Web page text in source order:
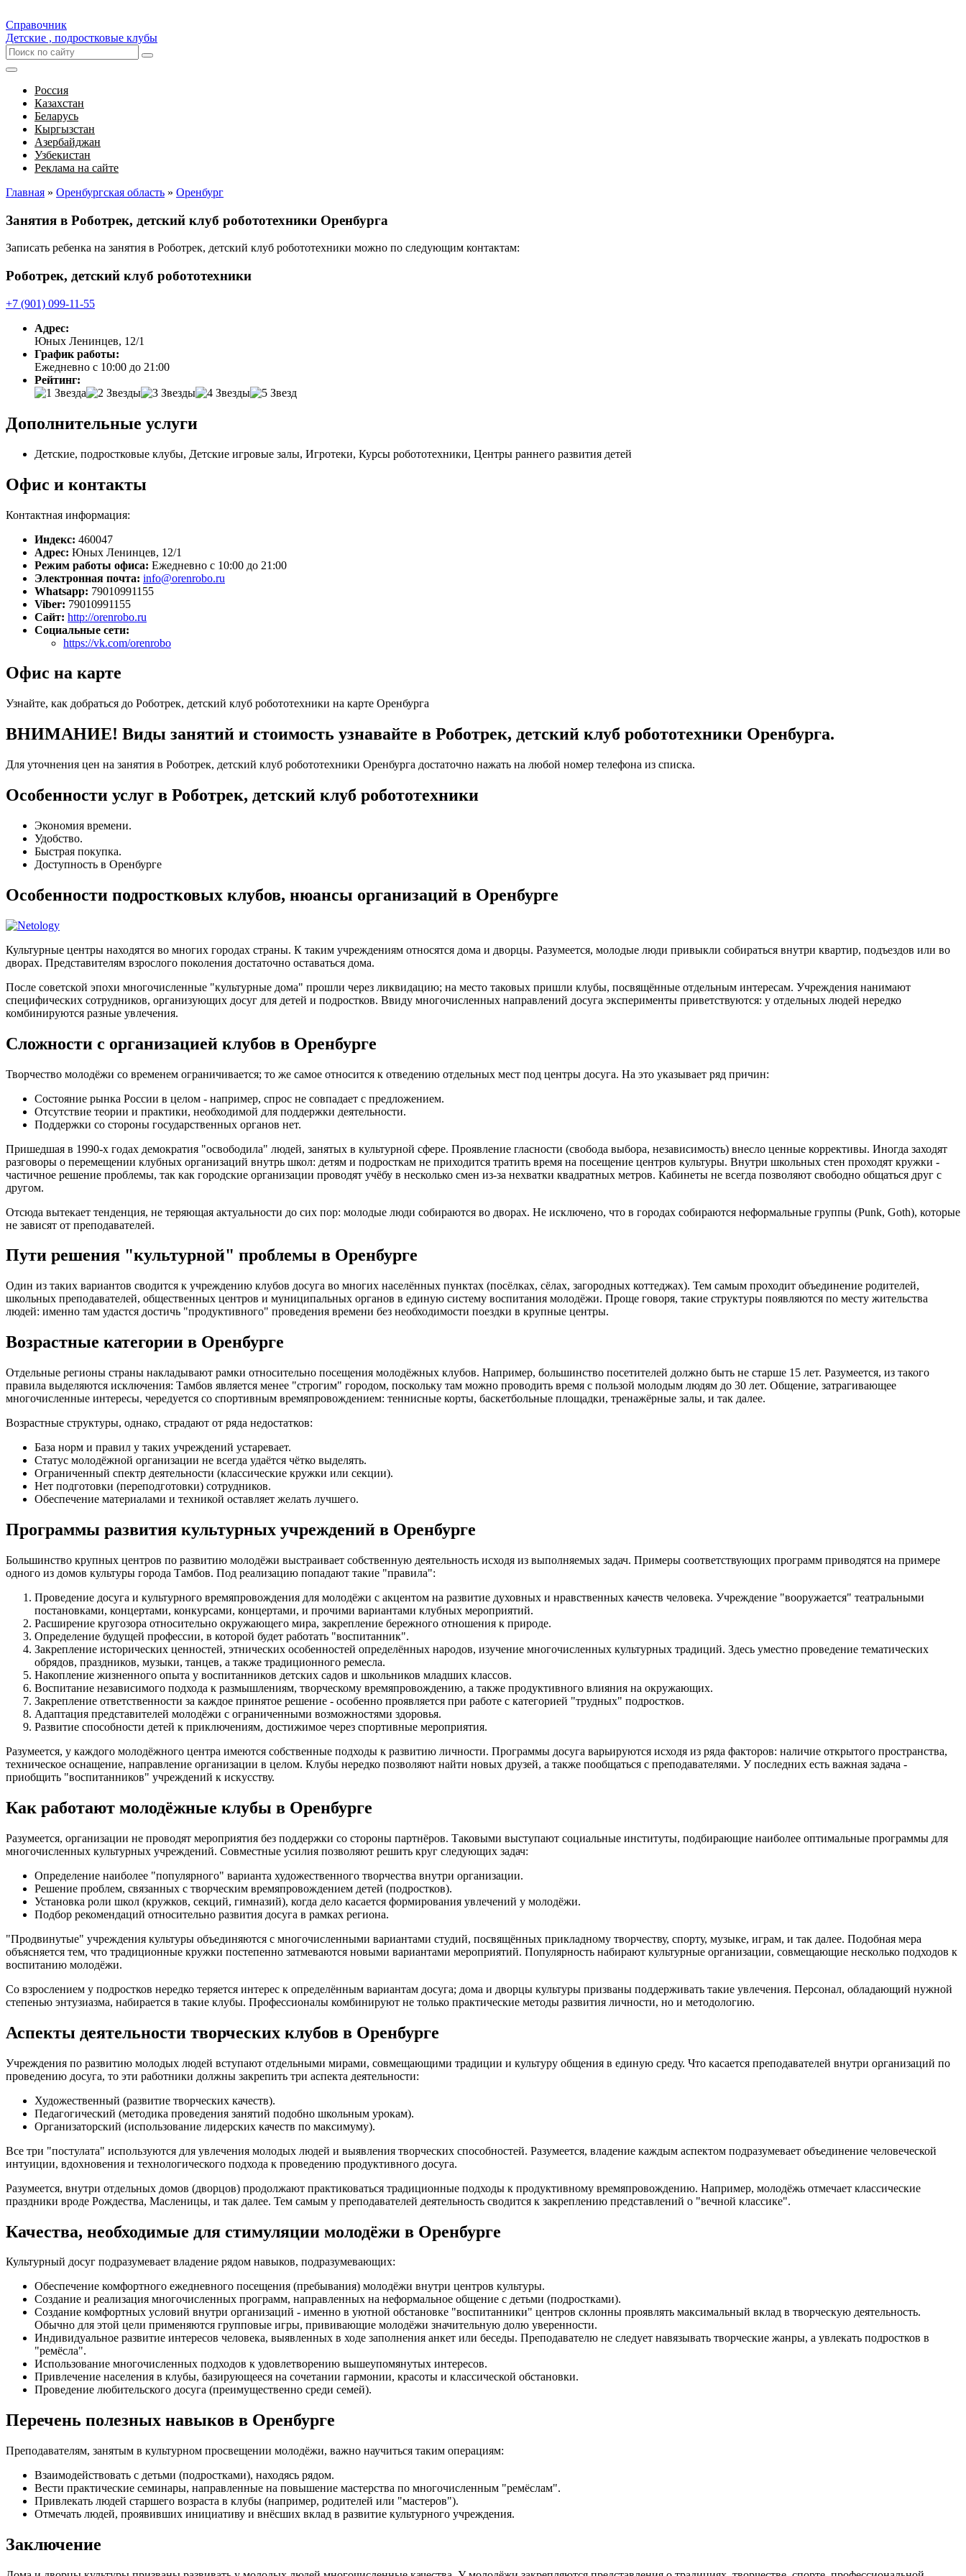
Справочник
Детские , подростковые клубы
Россия
Казахстан
Беларусь
Кыргызстан
Азербайджан
Узбекистан
Реклама на сайте
Главная » Оренбургская область » Оренбург
Занятия в Роботрек, детский клуб робототехники Оренбурга
Записать ребенка на занятия в Роботрек, детский клуб робототехники можно по следующим контактам:
Роботрек, детский клуб робототехники
+7 (901) 099-11-55
Адрес:
Юных Ленинцев, 12/1
График работы:
Ежедневно с 10:00 до 21:00
Рейтинг:
Дополнительные услуги
Детские, подростковые клубы, Детские игровые залы, Игротеки, Курсы робототехники, Центры раннего развития детей
Офис и контакты
Контактная информация:
Индекс: 460047
Адрес: Юных Ленинцев, 12/1
Режим работы офиса: Ежедневно с 10:00 до 21:00
Электронная почта: info@orenrobo.ru
Whatsapp: 79010991155
Viber: 79010991155
Сайт: http://orenrobo.ru
Социальные сети:
https://vk.com/orenrobo
Офис на карте
Узнайте, как добраться до Роботрек, детский клуб робототехники на карте Оренбурга
ВНИМАНИЕ! Виды занятий и стоимость узнавайте в Роботрек, детский клуб робототехники Оренбурга.
Для уточнения цен на занятия в Роботрек, детский клуб робототехники Оренбурга достаточно нажать на любой номер телефона из списка.
Особенности услуг в Роботрек, детский клуб робототехники
Экономия времени.
Удобство.
Быстрая покупка.
Доступность в Оренбурге
Особенности подростковых клубов, нюансы организаций в Оренбурге
Культурные центры находятся во многих городах страны. К таким учреждениям относятся дома и дворцы. Разумеется, молодые люди привыкли собираться внутри квартир, подъездов или во
дворах. Представителям взрослого поколения достаточно оставаться дома.
После советской эпохи многочисленные "культурные дома" прошли через ликвидацию; на место таковых пришли клубы, посвящённые отдельным интересам. Учреждения нанимают
специфических сотрудников, организующих досуг для детей и подростков. Ввиду многочисленных направлений досуга эксперименты приветствуются: у отдельных людей нередко
комбинируются разные увлечения.
Сложности с организацией клубов в Оренбурге
Творчество молодёжи со временем ограничивается; то же самое относится к отведению отдельных мест под центры досуга. На это указывает ряд причин:
Состояние рынка России в целом - например, спрос не совпадает с предложением.
Отсутствие теории и практики, необходимой для поддержки деятельности.
Поддержки со стороны государственных органов нет.
Пришедшая в 1990-х годах демократия "освободила" людей, занятых в культурной сфере. Проявление гласности (свобода выбора, независимость) внесло ценные коррективы. Иногда заходят
разговоры о перемещении клубных организаций внутрь школ: детям и подросткам не приходится тратить время на посещение центров культуры. Внутри школьных стен проходят кружки -
частичное решение проблемы, так как городские организации проводят учёбу в несколько смен из-за нехватки квадратных метров. Кабинеты не всегда позволяют свободно общаться друг с
другом.
Отсюда вытекает тенденция, не теряющая актуальности до сих пор: молодые люди собираются во дворах. Не исключено, что в городах собираются неформальные группы (Punk, Goth), которые
не зависят от преподавателей.
Пути решения "культурной" проблемы в Оренбурге
Один из таких вариантов сводится к учреждению клубов досуга во многих населённых пунктах (посёлках, сёлах, загородных коттеджах). Тем самым проходит объединение родителей,
школьных преподавателей, общественных центров и муниципальных органов в единую систему воспитания молодёжи. Проще говоря, такие структуры появляются по месту жительства
людей: именно там удастся достичь "продуктивного" проведения времени без необходимости поездки в крупные центры.
Возрастные категории в Оренбурге
Отдельные регионы страны накладывают рамки относительно посещения молодёжных клубов. Например, большинство посетителей должно быть не старше 15 лет. Разумеется, из такого
правила выделяются исключения: Тамбов является менее "строгим" городом, поскольку там можно проводить время с пользой молодым людям до 30 лет. Общение, затрагивающее
многочисленные интересы, чередуется со спортивным времяпровождением: теннисные корты, баскетбольные площадки, тренажёрные залы, и так далее.
Возрастные структуры, однако, страдают от ряда недостатков:
База норм и правил у таких учреждений устаревает.
Статус молодёжной организации не всегда удаётся чётко выделять.
Ограниченный спектр деятельности (классические кружки или секции).
Нет подготовки (переподготовки) сотрудников.
Обеспечение материалами и техникой оставляет желать лучшего.
Программы развития культурных учреждений в Оренбурге
Большинство крупных центров по развитию молодёжи выстраивает собственную деятельность исходя из выполняемых задач. Примеры соответствующих программ приводятся на примере
одного из домов культуры города Тамбов. Под реализацию попадают такие "правила":
Проведение досуга и культурного времяпровождения для молодёжи с акцентом на развитие духовных и нравственных качеств человека. Учреждение "вооружается" театральными
постановками, концертами, конкурсами, концертами, и прочими вариантами клубных мероприятий.
Расширение кругозора относительно окружающего мира, закрепление бережного отношения к природе.
Определение будущей профессии, в которой будет работать "воспитанник".
Закрепление исторических ценностей, этнических особенностей определённых народов, изучение многочисленных культурных традиций. Здесь уместно проведение тематических
обрядов, праздников, музыки, танцев, а также традиционного ремесла.
Накопление жизненного опыта у воспитанников детских садов и школьников младших классов.
Воспитание независимого подхода к размышлениям, творческому времяпровождению, а также продуктивного влияния на окружающих.
Закрепление ответственности за каждое принятое решение - особенно проявляется при работе с категорией "трудных" подростков.
Адаптация представителей молодёжи с ограниченными возможностями здоровья.
Развитие способности детей к приключениям, достижимое через спортивные мероприятия.
Разумеется, у каждого молодёжного центра имеются собственные подходы к развитию личности. Программы досуга варьируются исходя из ряда факторов: наличие открытого пространства,
техническое оснащение, направление организации в целом. Клубы нередко позволяют найти новых друзей, а также пообщаться с преподавателями. У последних есть важная задача -
приобщить "воспитанников" учреждений к искусству.
Как работают молодёжные клубы в Оренбурге
Разумеется, организации не проводят мероприятия без поддержки со стороны партнёров. Таковыми выступают социальные институты, подбирающие наиболее оптимальные программы для
многочисленных культурных учреждений. Совместные усилия позволяют решить круг следующих задач:
Определение наиболее "популярного" варианта художественного творчества внутри организации.
Решение проблем, связанных с творческим времяпровождением детей (подростков).
Установка роли школ (кружков, секций, гимназий), когда дело касается формирования увлечений у молодёжи.
Подбор рекомендаций относительно развития досуга в рамках региона.
"Продвинутые" учреждения культуры объединяются с многочисленными вариантами студий, посвящённых прикладному творчеству, спорту, музыке, играм, и так далее. Подобная мера
объясняется тем, что традиционные кружки постепенно затмеваются новыми вариантами мероприятий. Популярность набирают культурные организации, совмещающие несколько подходов к
воспитанию молодёжи.
Со взрослением у подростков нередко теряется интерес к определённым вариантам досуга; дома и дворцы культуры призваны поддерживать такие увлечения. Персонал, обладающий нужной
степенью энтузиазма, набирается в такие клубы. Профессионалы комбинируют не только практические методы развития личности, но и методологию.
Аспекты деятельности творческих клубов в Оренбурге
Учреждения по развитию молодых людей вступают отдельными мирами, совмещающими традиции и культуру общения в единую среду. Что касается преподавателей внутри организаций по
проведению досуга, то эти работники должны закрепить три аспекта деятельности:
Художественный (развитие творческих качеств).
Педагогический (методика проведения занятий подобно школьным урокам).
Организаторский (использование лидерских качеств по максимуму).
Все три "постулата" используются для увлечения молодых людей и выявления творческих способностей. Разумеется, владение каждым аспектом подразумевает объединение человеческой
интуиции, вдохновения и технологического подхода к проведению продуктивного досуга.
Разумеется, внутри отдельных домов (дворцов) продолжают практиковаться традиционные подходы к продуктивному времяпровождению. Например, молодёжь отмечает классические
праздники вроде Рождества, Масленицы, и так далее. Тем самым у преподавателей деятельность сводится к закреплению представлений о "вечной классике".
Качества, необходимые для стимуляции молодёжи в Оренбурге
Культурный досуг подразумевает владение рядом навыков, подразумевающих:
Обеспечение комфортного ежедневного посещения (пребывания) молодёжи внутри центров культуры.
Создание и реализация многочисленных программ, направленных на неформальное общение с детьми (подростками).
Создание комфортных условий внутри организаций - именно в уютной обстановке "воспитанники" центров склонны проявлять максимальный вклад в творческую деятельность.
Обычно для этой цели применяются групповые игры, прививающие молодёжи значительную долю уверенности.
Индивидуальное развитие интересов человека, выявленных в ходе заполнения анкет или беседы. Преподавателю не следует навязывать творческие жанры, а увлекать подростков в
"ремёсла".
Использование многочисленных подходов к удовлетворению вышеупомянутых интересов.
Привлечение населения в клубы, базирующееся на сочетании гармонии, красоты и классической обстановки.
Проведение любительского досуга (преимущественно среди семей).
Перечень полезных навыков в Оренбурге
Преподавателям, занятым в культурном просвещении молодёжи, важно научиться таким операциям:
Взаимодействовать с детьми (подростками), находясь рядом.
Вести практические семинары, направленные на повышение мастерства по многочисленным "ремёслам".
Привлекать людей старшего возраста в клубы (например, родителей или "мастеров").
Отмечать людей, проявивших инициативу и внёсших вклад в развитие культурного учреждения.
Заключение